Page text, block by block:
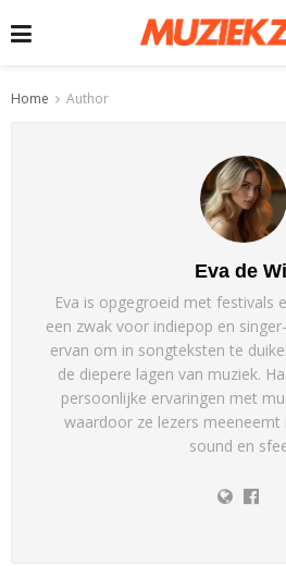
Home Author
Eva de
Eva is opgegroeid met festivals
een zwak voor indiepop en
ervan om in songteksten te
de diepere lagen van muziek.
persoonlijke ervaringen met
waardoor ze lezers meeneemt
sound en